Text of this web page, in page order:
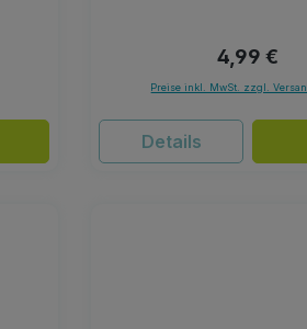
Regulärer
4,99 €
Preise inkl. MwSt. zzgl.
Details